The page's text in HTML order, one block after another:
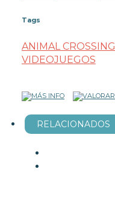
Tags
ANIMAL CROSSING
VIDEOJUEGOS
RELACIONADOS